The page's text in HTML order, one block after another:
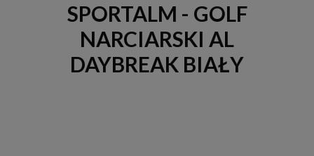
SPORTALM - GOLF
NARCIARSKI AL
DAYBREAK BIAŁY